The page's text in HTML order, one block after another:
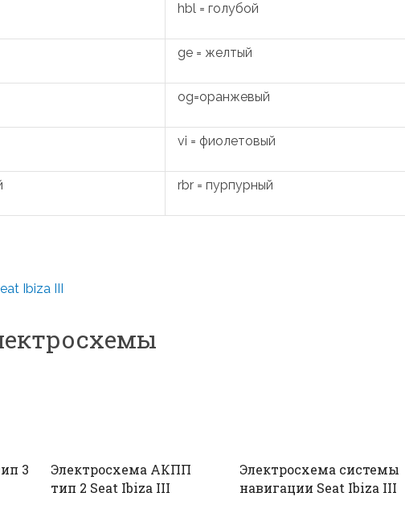
hbl = голубой
ge = желтый
og=оранжевый
vi = фиолетовый
rbr = пурпурный
Ibiza III
3
Электросхема АКПП
тип 2 Seat Ibiza III
Электросхема системы
навигации Seat Ibiza III